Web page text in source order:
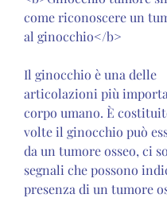
come riconoscere un
al ginocchio</b>
Il ginocchio è una delle
articolazioni più
corpo umano. È
volte il ginocchio può
da un tumore osseo, ci
segnali che possono
presenza di un tumore